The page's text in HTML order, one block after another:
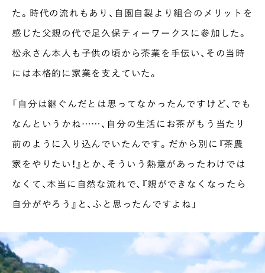
た。時代の流れもあり、自園自製より組合のメリットを
感じた父親の代で足久保ティーワークスに参加した。
松永さん本人も子供の頃から茶業を手伝い、その当時
には本格的に家業を支えていた。
「自分は継ぐんだとは思ってなかったんですけど、でも
なんというかね……、自分の生活にお茶がもう当たり
前のように入り込んでいたんです。だから別に『茶農
家をやりたい！』とか、そういう熱意があったわけでは
なくて、本当に自然な流れで、『親ができなくなったら
自分がやろう』と、ふと思ったんですよね」